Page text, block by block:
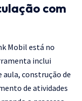
com
Mobil está no
inclui
aula, construção de
de atividades